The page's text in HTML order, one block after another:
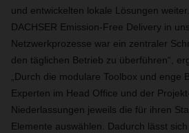
und entwickelten lokale Lösungen
DACHSER Emission-Free Delivery in
Netzwerkprozesse war ein zentraler
den täglichen Betrieb zu überführen“,
„Durch die modulare Toolbox und enge
Experten im Head Office und der
Niederlassungen jeweils die für ihren
Elemente auswählen. Dadurch lässt